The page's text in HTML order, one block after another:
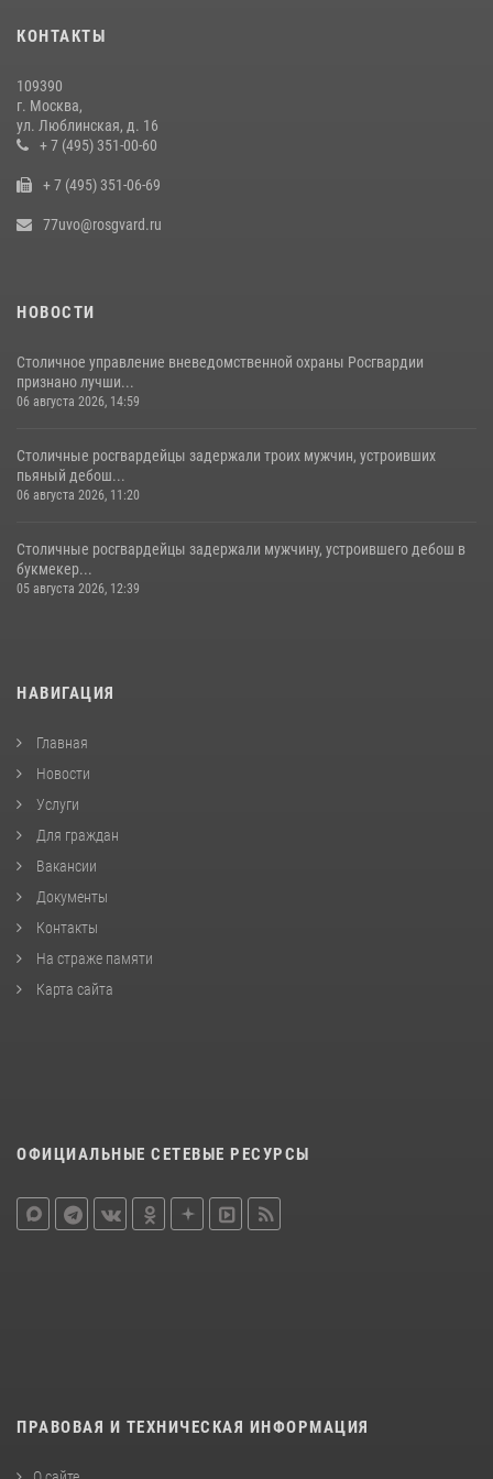
Столичные росгвардейцы задержали мужчину с крупной партией
15 июля 2026, 10:00
В Москве сотрудники Росгвардии оказали помощь девушке,
17 июля 2026, 14:00
КОНТАКТЫ
109390
г. Москва,
ул. Люблинская, д. 16
+ 7 (495) 351-00-60
+ 7 (495) 351-06-69
77uvo@rosgvard.ru
НОВОСТИ
Столичное управление вневедомственной охраны Росгвардии
признано лучши...
06 августа 2026, 14:59
Столичные росгвардейцы задержали троих мужчин, устроивших
пьяный дебош...
06 августа 2026, 11:20
Столичные росгвардейцы задержали мужчину, устроившего дебош в
букмекер...
05 августа 2026, 12:39
НАВИГАЦИЯ
Главная
Новости
Услуги
Для граждан
Вакансии
Документы
Контакты
На страже памяти
Карта сайта
ОФИЦИАЛЬНЫЕ СЕТЕВЫЕ РЕСУРСЫ
ПРАВОВАЯ И ТЕХНИЧЕСКАЯ ИНФОРМАЦИЯ